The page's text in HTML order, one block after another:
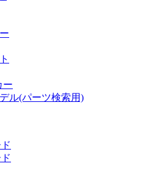
ー
ル(パーツ検索用)